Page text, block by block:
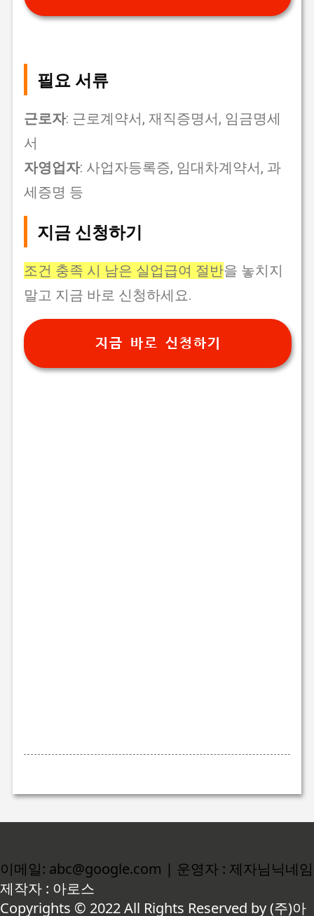
필요 서류
근로자: 근로계약서, 재직증명서, 임금명세
서
자영업자: 사업자등록증, 임대차계약서, 과
세증명 등
지금 신청하기
조건 충족 시 남은 실업급여 절반을 놓치지
말고 지금 바로 신청하세요.
지금 바로 신청하기
이메일: abc@google.com | 운영자 : 제자님닉네임
제작자 : 아로스
Copyrights © 2022 All Rights Reserved by (주)아